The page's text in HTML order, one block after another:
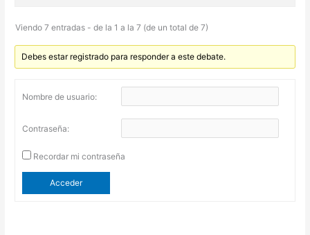
Viendo 7 entradas - de la 1 a la 7 (de un total de 7)
Debes estar registrado para responder a este debate.
Nombre de usuario:
Contraseña:
Recordar mi contraseña
Acceder